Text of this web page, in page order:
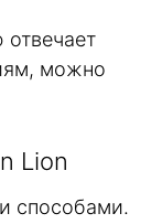
можно
Lion
способами.